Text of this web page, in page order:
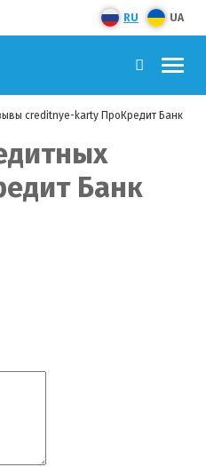
RU UA
creditnye-karty ПроКредит Банк
Банк